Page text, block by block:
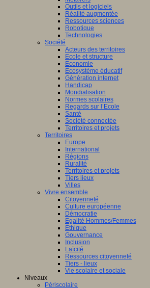
Outils et logiciels
Réalité augmentée
Ressources sciences
Robotique
Technologies
Société
Acteurs des territoires
Ecole et structure
Economie
Ecosystème éducatif
Génération internet
Handicap
Mondialisation
Normes scolaires
Regards sur l’Ecole
Santé
Société connectée
Territoires et projets
Territoires
Europe
International
Régions
Ruralité
Territoires et projets
Tiers lieux
Villes
Vivre ensemble
Citoyenneté
Culture européenne
Démocratie
Egalité Hommes/Femmes
Ethique
Gouvernance
Inclusion
Laïcité
Ressources citoyenneté
Tiers - lieux
Vie scolaire et sociale
Niveaux
Périscolaire